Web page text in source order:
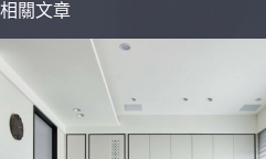
相關文章